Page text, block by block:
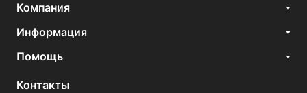
Компания
Информация
Помощь
Контакты